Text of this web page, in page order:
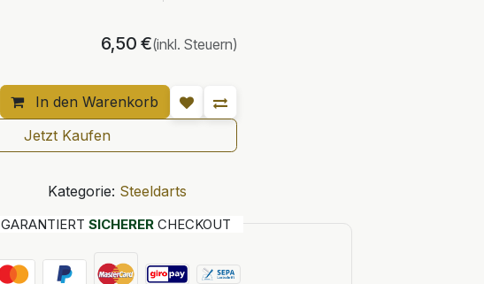
In den Warenkorb
6,50 €(inkl. Steuern)
Jetzt Kaufen
Kategorie: Steeldarts
GARANTIERT SICHERERCHECKOUT